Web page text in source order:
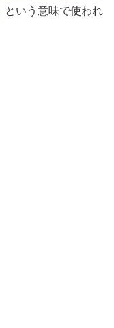
という意味で使われ